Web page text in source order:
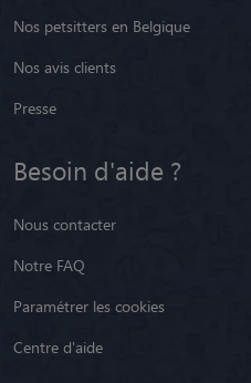
Nos petsitters en Belgique
Nos avis clients
Presse
Besoin d'aide ?
Nous contacter
Notre FAQ
Paramétrer les cookies
Centre d'aide